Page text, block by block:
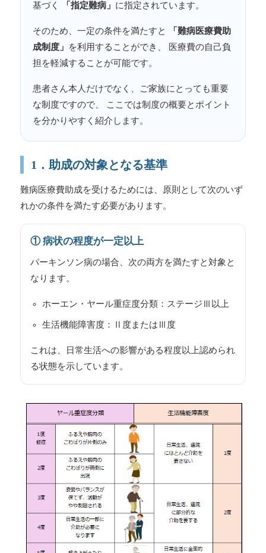
基づく
「指定難病」 に指定されています。
そのため、一定の条件を満たすと
「難病医療費助
成制度」
を利用することができ、 医療費の自己負
担を軽減することが可能です。
患者さん本人だけでなく、ご家族にとっても重要
な制度ですので、 ここでは制度の概要とポイント
を分かりやすく紹介します。
1．助成の対象となる基準
難病医療費助成を受けるためには、原則として次のいず
れかの条件を満たす必要があります。
① 病状の程度が一定以上
パーキンソン病の場合、次の両方を満たすと対象と
なります。
ホーエン・ヤール重症度分類：ステージⅢ以上
生活機能障害度：Ⅱ度またはⅢ度
これは、日常生活への影響がある程度以上認められ
る状態を示しています。